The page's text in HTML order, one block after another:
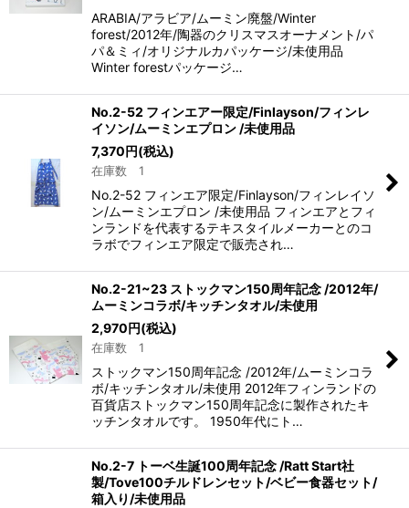
ARABIA/アラビア/ムーミン廃盤/Winter
forest/2012年/陶器のクリスマスオーナメント/パ
パ＆ミィ/オリジナルカパッケージ/未使用品
Winter forestパッケージ…
No.2-52 フィンエアー限定/Finlayson/フィンレ
イソン/ムーミンエプロン /未使用品
7,370円(税込)
在庫数 1
No.2-52 フィンエア限定/Finlayson/フィンレイソ
ン/ムーミンエプロン /未使用品 フィンエアとフィ
ンランドを代表するテキスタイルメーカーとのコ
ラボでフィンエア限定で販売され…
No.2-21~23 ストックマン150周年記念 /2012年/
ムーミンコラボ/キッチンタオル/未使用
2,970円(税込)
在庫数 1
ストックマン150周年記念 /2012年/ムーミンコラ
ボ/キッチンタオル/未使用 2012年フィンランドの
百貨店ストックマン150周年記念に製作されたキ
ッチンタオルです。 1950年代にト…
No.2-7 トーベ生誕100周年記念 /Ratt Start社
製/Tove100チルドレンセット/ベビー食器セット/
箱入り/未使用品